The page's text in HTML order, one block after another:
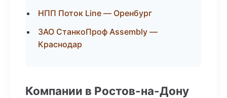
НПП Поток Line — Оренбург
ЗАО СтанкоПроф Assembly —
Краснодар
Компании в Ростов-на-Дону